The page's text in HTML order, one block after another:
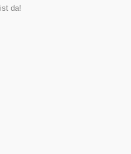
ist da!